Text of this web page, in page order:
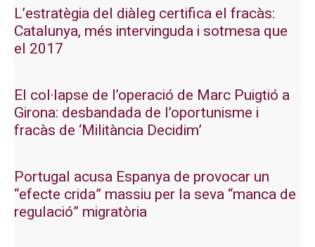
L’estratègia del diàleg certifica el fracàs:
Catalunya, més intervinguda i sotmesa que
el 2017
El col·lapse de l’operació de Marc Puigtió a
Girona: desbandada de l’oportunisme i
fracàs de ‘Militància Decidim’
Portugal acusa Espanya de provocar un
“efecte crida” massiu per la seva “manca de
regulació” migratòria